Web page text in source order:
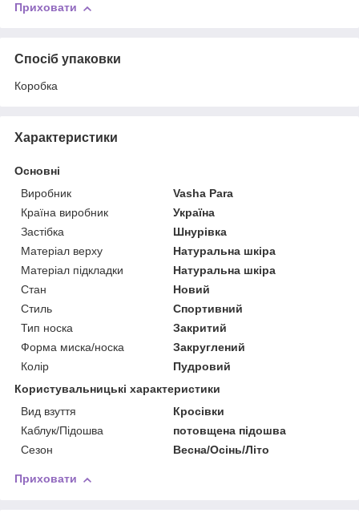
Приховати
Спосіб упаковки
Коробка
Характеристики
Основні
Виробник
Vasha Para
Країна виробник
Україна
Застібка
Шнурівка
Матеріал верху
Натуральна шкіра
Матеріал підкладки
Натуральна шкіра
Стан
Новий
Стиль
Спортивний
Тип носка
Закритий
Форма миска/носка
Закруглений
Колір
Пудровий
Користувальницькі характеристики
Вид взуття
Кросівки
Каблук/Підошва
потовщена підошва
Сезон
Весна/Осінь/Літо
Приховати